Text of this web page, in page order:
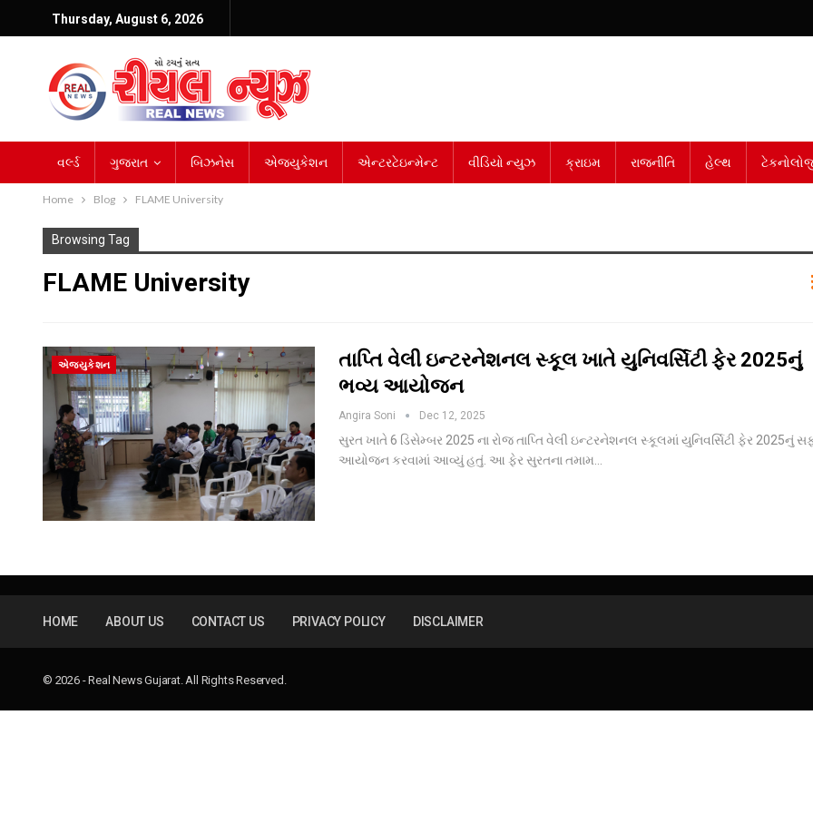
Thursday, August 6, 2026
વર્લ્ડ ગુજરાત બિઝનેસ એજ્યુકેશન એન્ટરટેઇન્મેન્ટ વીડિયો ન્યુઝ ક્રાઇમ રાજનીતિ હેલ્થ
Home Blog FLAME University
Browsing Tag
FLAME University
એજ્યુકેશન
તાપ્તિ વેલી ઇન્ટરનેશનલ સ્કૂલ ખાતે યુનિવર્સિટી ફેર 2025નું
ભવ્ય આયોજન
Angira Soni Dec 12, 2025
સુરત ખાતે 6 ડિસેમ્બર 2025 ના રોજ તાપ્તિ વેલી ઇન્ટરનેશનલ સ્કૂલમાં યુનિવર્સિટી ફેર 2025નું
આયોજન કરવામાં આવ્યું હતું. આ ફેર સુરતના તમામ…
HOME ABOUT US CONTACT US PRIVACY POLICY DISCLAIMER
© 2026 - Real News Gujarat. All Rights Reserved.